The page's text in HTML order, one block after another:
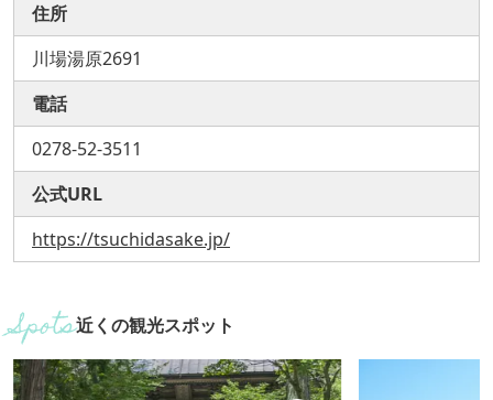
住所
川場湯原2691
電話
0278-52-3511
公式URL
https://tsuchidasake.jp/
近くの観光スポット